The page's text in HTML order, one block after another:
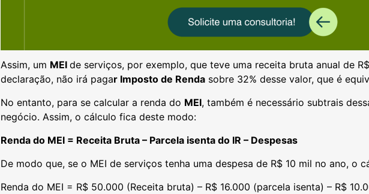
Assim, um MEI de serviços, por exemplo, que teve uma receita bruta anual de
declaração, não irá pagar Imposto de Renda sobre 32% desse valor, que é
No entanto, para se calcular a renda do MEI, também é necessário subtrais
negócio. Assim, o cálculo fica deste modo:
Renda do MEI = Receita Bruta – Parcela isenta do IR – Despesas
De modo que, se o MEI de serviços tenha uma despesa de R$ 10 mil no ano, o
Renda do MEI = R$ 50.000 (Receita bruta) – R$ 16.000 (parcela isenta) – R$